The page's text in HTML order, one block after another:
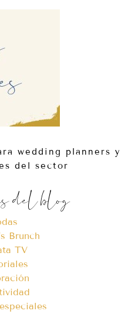
wedding planners y
del sector
del blog
Brunch
TV